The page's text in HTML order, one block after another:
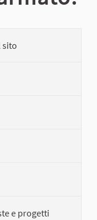
sito
e progetti